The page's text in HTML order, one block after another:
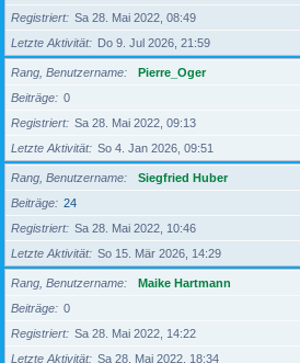
Registriert
Sa 28. Mai 2022, 08:49
Letzte Aktivität
Do 9. Jul 2026, 21:59
Rang, Benutzername
Pierre_Oger
Beiträge
0
Registriert
Sa 28. Mai 2022, 09:13
Letzte Aktivität
So 4. Jan 2026, 09:51
Rang, Benutzername
Siegfried Huber
Beiträge
24
Registriert
Sa 28. Mai 2022, 10:46
Letzte Aktivität
So 15. Mär 2026, 14:29
Rang, Benutzername
Maike Hartmann
Beiträge
0
Registriert
Sa 28. Mai 2022, 14:22
Letzte Aktivität
Sa 28. Mai 2022, 18:34